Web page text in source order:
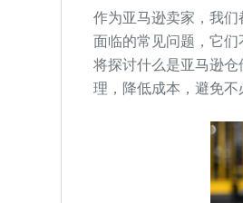
作为亚马逊卖家，我们
面临的常见问题，它
将探讨什么是亚马逊
理，降低成本，避免不